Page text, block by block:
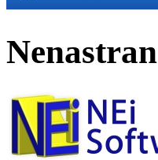
Nenastran